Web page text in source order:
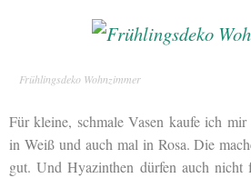
Frühlingsdeko Wohnzimmer
Für kleine, schmale Vasen kaufe ich
in Weiß und auch mal in Rosa. Die
gut. Und Hyazinthen dürfen auch nicht